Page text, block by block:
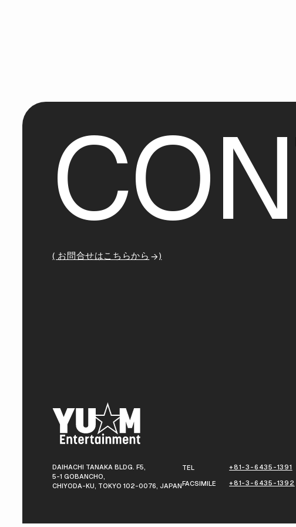
CON
( お問合せはこちらから )
DAIHACHI TANAKA BLDG. F5,
5-1 GOBANCHO,
CHIYODA-KU, TOKYO 102-0076, JAPAN
TEL
+81-3-6435-1391
FACSIMILE
+81-3-6435-1392